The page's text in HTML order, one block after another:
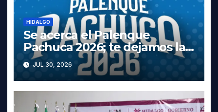
HIDALGO
Se acerca el Palenque
Pachuca 2026; te dejamos la
cartelera completa, las fechas
y los precios
JUL 30, 2026